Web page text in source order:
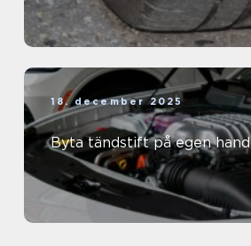
18. december 2025
Byta tändstift på egen hand